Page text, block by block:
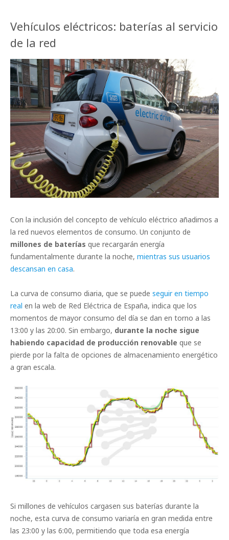
Vehículos eléctricos: baterías al servicio
de la red
Con la inclusión del concepto de vehículo eléctrico añadimos a
la red nuevos elementos de consumo. Un conjunto de
millones de baterías que recargarán energía
fundamentalmente durante la noche, mientras sus usuarios
descansan en casa.
La curva de consumo diaria, que se puede seguir en tiempo
real en la web de Red Eléctrica de España, indica que los
momentos de mayor consumo del día se dan en torno a las
13:00 y las 20:00. Sin embargo, durante la noche sigue
habiendo capacidad de producción renovable que se
pierde por la falta de opciones de almacenamiento energético
a gran escala.
Si millones de vehículos cargasen sus baterías durante la
noche, esta curva de consumo variaría en gran medida entre
las 23:00 y las 6:00, permitiendo que toda esa energía